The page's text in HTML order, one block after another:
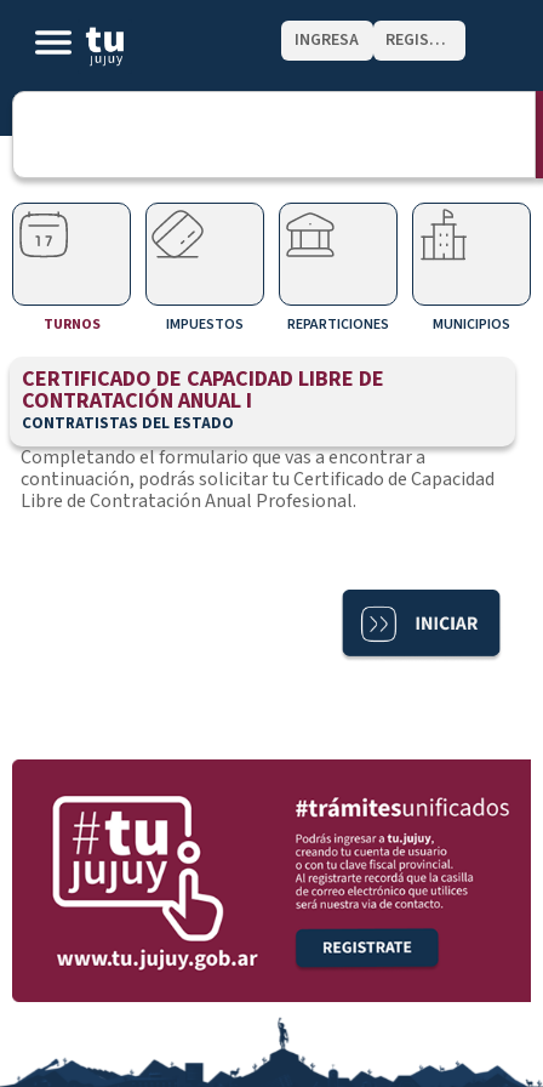
INGRESA REGISTRATE
TURNOS IMPUESTOS REPARTICIONES MUNICIPIOS
CERTIFICADO DE CAPACIDAD LIBRE DE
CONTRATACIÓN ANUAL I
CONTRATISTAS DEL ESTADO
Completando el formulario que vas a encontrar a
continuación, podrás solicitar tu Certificado de Capacidad
Libre de Contratación Anual Profesional.